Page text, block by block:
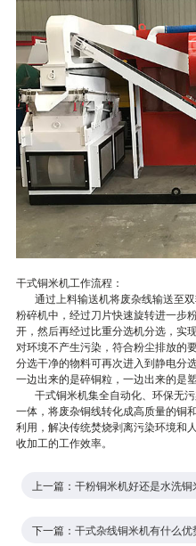
干式铜米机工作流程：
通过上料输送机将废杂线输送至双
粉碎机中，经过刀片快速旋转进一步
开，然后再经过比重分选机分选，实
对环境不产生污染，符合粉尘排放的
分选干净的物料可再次进入到静电分
一边出来的是碎铜粒，一边出来的是塑
干式铜米机集全自动化、环保无污
一体，将废杂铜线转化成高质量的铜
利用，解决传统焚烧剥离污染环境和
收加工的工作效率。
上一篇： 干粉铜米机好还是水洗铜
下一篇： 干式杂线铜米机有什么优